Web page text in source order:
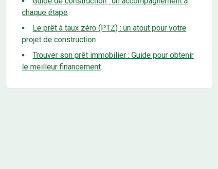
chaque étape
Le prêt à taux zéro (PTZ) : un atout pour votre
projet de construction
Trouver son prêt immobilier : Guide pour obtenir
le meilleur financement